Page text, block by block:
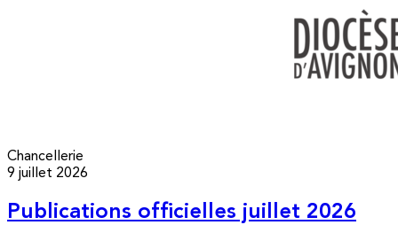
Chancellerie
9 juillet 2026
Publications officielles juillet 2026